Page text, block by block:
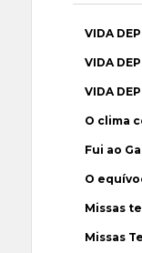
VIDA
VIDA
VIDA
O clima
Fui ao
O
Missas
Missas